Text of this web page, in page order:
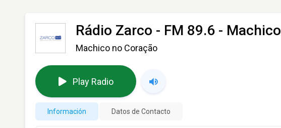
Rádio Zarco - FM 89.6 - Machico
Machico no Coração
Play Radio
Información Datos de Contacto